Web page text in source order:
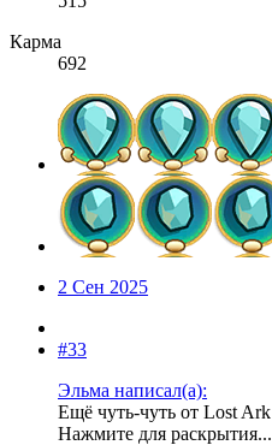
Карма
692
2 Сен 2025
#33
Эльма написал(а):
Ещё чуть-чуть от Lost Ark
Нажмите для раскрытия...